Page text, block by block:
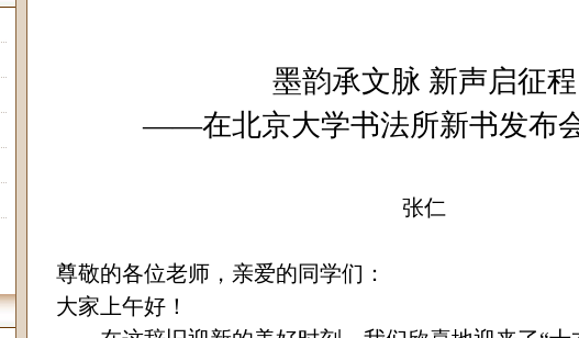
墨韵承文脉 新声启征程
——在北京大学书法所新书发布
张仁
尊敬的各位老师，亲爱的同学们：
大家上午好！